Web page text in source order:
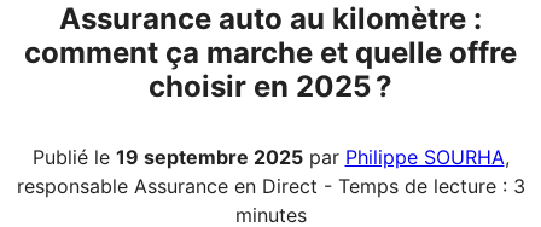
Assurance auto au kilomètre :
comment ça marche et quelle offre
choisir en 2025 ?
Publié le 19 septembre 2025par Philippe SOURHA,
responsable Assurance en Direct - Temps de lecture : 3
minutes